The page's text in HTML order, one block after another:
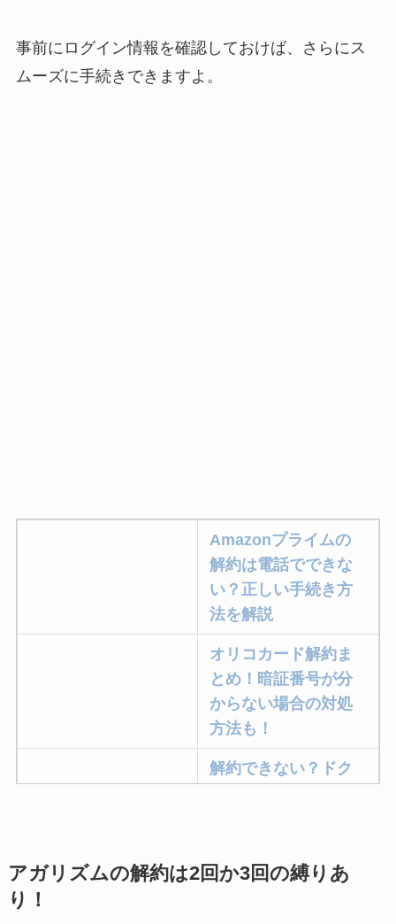
事前にログイン情報を確認しておけば、さらにス
ムーズに手続きできますよ。
Amazonプライムの
解約は電話でできな
い？正しい手続き方
法を解説
オリコカード解約ま
とめ！暗証番号が分
からない場合の対処
方法も！
解約できない？ドク
解約方法まとめ！契
アガリズムの解約は2回か3回の縛りあ
り！